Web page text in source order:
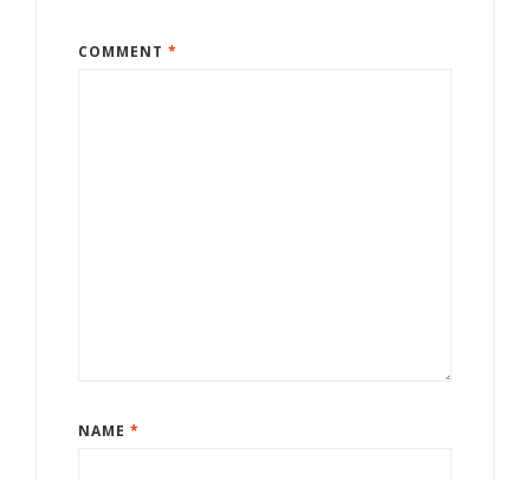
COMMENT *
NAME *